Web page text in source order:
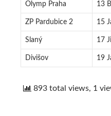
Olymp Praha 13
ZP Pardubice 2 15
Slaný 17
Divišov 19
893 total views, 1